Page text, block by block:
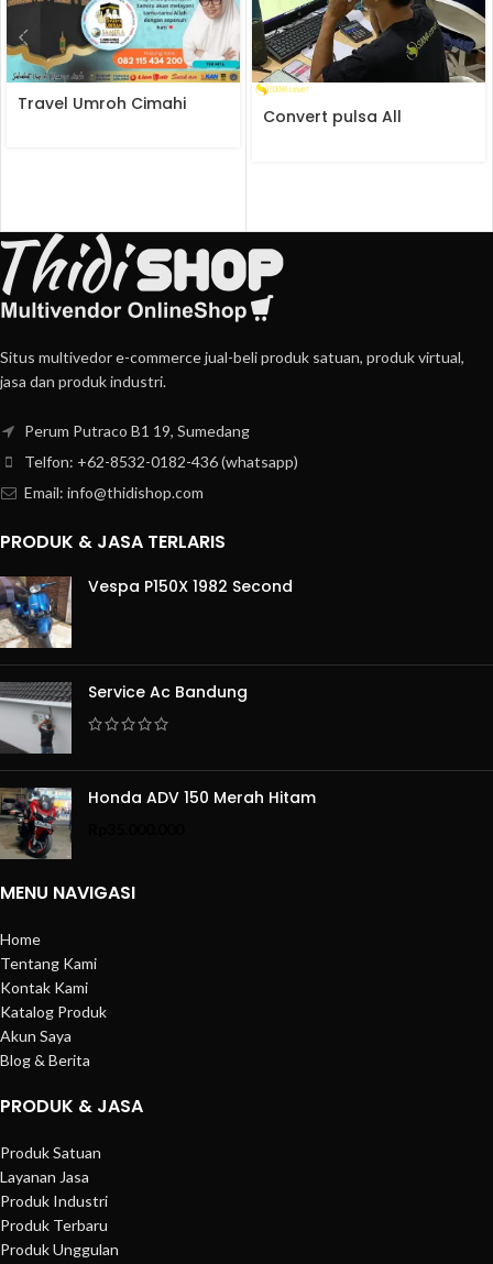
Travel Umroh Cimahi
Convert pulsa All
Situs multivedor e-commerce jual-beli produk satuan, produk virtual,
jasa dan produk industri.
Perum Putraco B1 19, Sumedang
Telfon: +62-8532-0182-436 (whatsapp)
Email: info@thidishop.com
PRODUK & JASA TERLARIS
Vespa P150X 1982 Second
Service Ac Bandung
Honda ADV 150 Merah Hitam
MENU NAVIGASI
Home
Tentang Kami
Kontak Kami
Katalog Produk
Akun Saya
Blog & Berita
PRODUK & JASA
Produk Satuan
Layanan Jasa
Produk Industri
Produk Terbaru
Produk Unggulan